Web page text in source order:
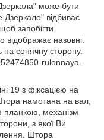
може бути
відбиває
запобігти
назовні.
сонячну сторону.
rulonnaya-
19 з фіксацією на
намотана на вал,
механізм
з якої Ви
Штора